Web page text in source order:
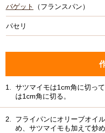
バゲット （フランスパン）
パセリ
1.
サツマイモは1cm角に切っ
は1cm角に切る。
2.
フライパンにオリーブオイ
め、サツマイモも加えて炒め